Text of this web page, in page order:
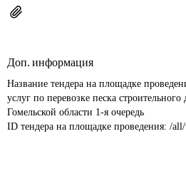
Доп. информация
Название тендера на площадке
услуг по перевозке песка строительного
Гомельской области 1-я очередь
ID тендера на площадке проведения: /